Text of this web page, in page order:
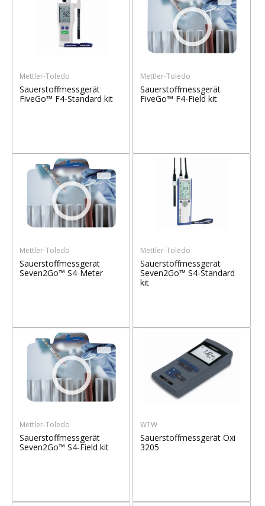
Mettler-Toledo
Sauerstoffmessgerät
FiveGo™ F4-Standard kit
Mettler-Toledo
Sauerstoffmessgerät
FiveGo™ F4-Field kit
Mettler-Toledo
Sauerstoffmessgerät
Seven2Go™ S4-Meter
Mettler-Toledo
Sauerstoffmessgerät
Seven2Go™ S4-Standard
kit
Mettler-Toledo
Sauerstoffmessgerät
Seven2Go™ S4-Field kit
WTW
Sauerstoffmessgerät Oxi
3205